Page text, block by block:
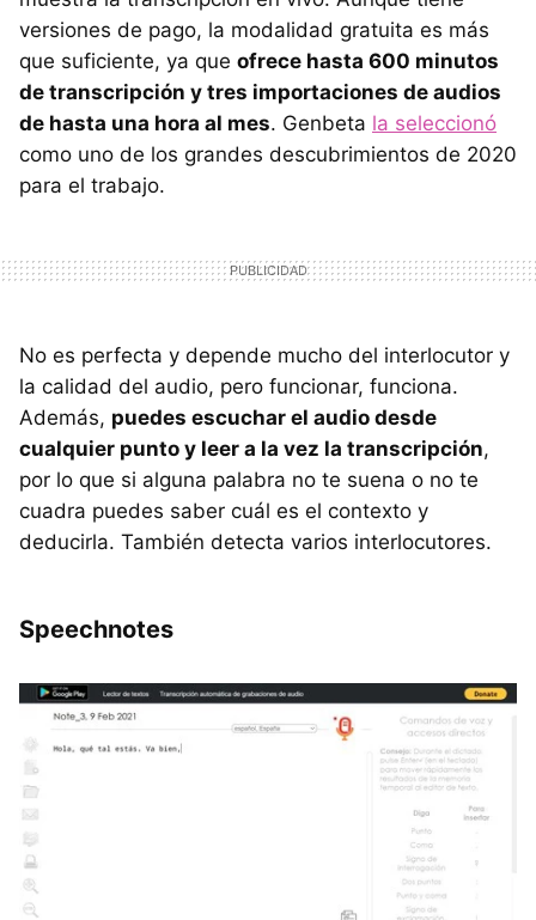
versiones de pago, la modalidad gratuita es más
que suficiente, ya que ofrece hasta 600 minutos
de transcripción y tres importaciones de audios
de hasta una hora al mes. Genbeta la seleccionó
como uno de los grandes descubrimientos de 2020
para el trabajo.
No es perfecta y depende mucho del interlocutor y
la calidad del audio, pero funcionar, funciona.
Además, puedes escuchar el audio desde
cualquier punto y leer a la vez la transcripción,
por lo que si alguna palabra no te suena o no te
cuadra puedes saber cuál es el contexto y
deducirla. También detecta varios interlocutores.
Speechnotes